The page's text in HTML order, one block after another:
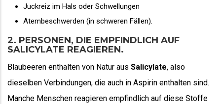
Juckreiz im Hals oder Schwellungen
Atembeschwerden (in schweren Fällen).
2. PERSONEN, DIE EMPFINDLICH AUF
SALICYLATE REAGIEREN.
Blaubeeren enthalten von Natur aus Salicylate, also
dieselben Verbindungen, die auch in Aspirin enthalten sind.
Manche Menschen reagieren empfindlich auf diese Stoffe